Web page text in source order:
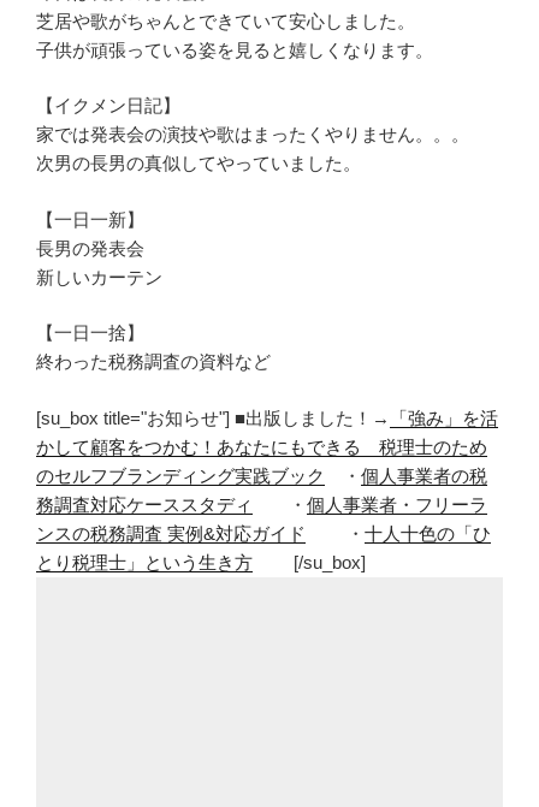
芝居や歌がちゃんとできていて安心しました。
子供が頑張っている姿を見ると嬉しくなります。
【イクメン日記】
家では発表会の演技や歌はまったくやりません。。。
次男の長男の真似してやっていました。
【一日一新】
長男の発表会
新しいカーテン
【一日一捨】
終わった税務調査の資料など
[su_box title="お知らせ"] ■出版しました！→
「強み」を活
かして顧客をつかむ！あなたにもできる 税理士のため
のセルフブランディング実践ブック
・ 個人事業者の税
務調査対応ケーススタディ
・ 個人事業者・フリーラ
ンスの税務調査 実例&対応ガイド
・ 十人十色の「ひ
とり税理士」という生き方 [/su_box]